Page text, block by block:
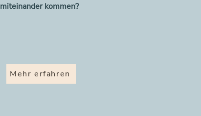
miteinander kommen?
Mehr erfahren